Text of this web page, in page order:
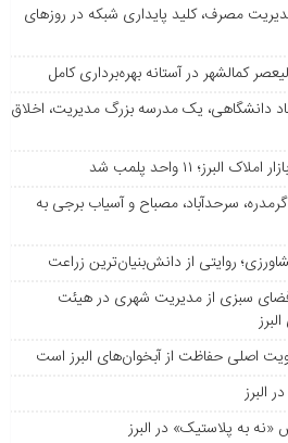
مصرف، کلید پایداری شبکه در روزهای
دانشگاهی، یک مدرسه بزرگ مدیریت، اخلاق
۱۱ واحد پلمب شد
سرحدآباد، مصباح و آسیاب برجی به
روایتی از دانش‌بنیان‌ترین زراعت
سبزی از مدیریت شهری در هیئت
اصلی حفاظت از آبخوان‌های البرز است
البرز
به پلاستیک» در البرز